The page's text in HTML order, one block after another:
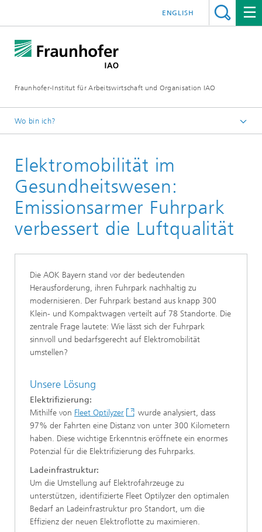
Fraunhofer-Institut für Arbeitswirtschaft und Organisation IAO
ENGLISH
Wo bin ich?
Forschung
Forschungsbereiche
Elektromobilität im
Gesundheitswesen:
Emissionsarmer Fuhrpark
verbessert die Luftqualität
Die AOK Bayern stand vor der bedeutenden
Herausforderung, ihren Fuhrpark nachhaltig zu
modernisieren. Der Fuhrpark bestand aus knapp 300
Klein- und Kompaktwagen verteilt auf 78 Standorte. Die
zentrale Frage lautete: Wie lässt sich der Fuhrpark
sinnvoll und bedarfsgerecht auf Elektromobilität
umstellen?
Unsere Lösung
Elektrifizierung:
Mithilfe von Fleet Optilyzer
wurde analysiert, dass
97% der Fahrten eine Distanz von unter 300 Kilometern
haben. Diese wichtige Erkenntnis eröffnete ein enormes
Potenzial für die Elektrifizierung des Fuhrparks.
Ladeinfrastruktur:
Um die Umstellung auf Elektrofahrzeuge zu
unterstützen, identifizierte Fleet Optilyzer den optimalen
Bedarf an Ladeinfrastruktur pro Standort, um die
Effizienz der neuen Elektroflotte zu maximieren.